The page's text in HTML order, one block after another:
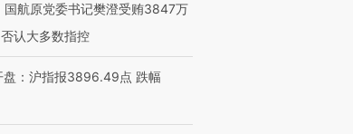
国航原党委书记樊澄受贿3847万
认大多数指控
盘：沪指报3896.49点 跌幅